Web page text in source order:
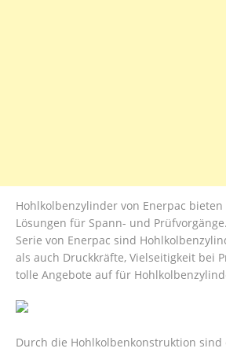
Hohlkolbenzylinder von Enerpac
Lösungen für Spann- und
Serie von Enerpac sind
als auch Druckkräfte, Vielseitigkeit bei
tolle Angebote auf für
Durch die Hohlkolbenkonstruktion